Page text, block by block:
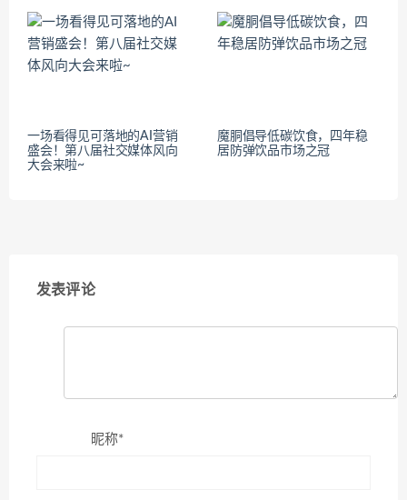
一场看得见可落地的AI营销
盛会！第八届社交媒体风向
大会来啦~
魔胴倡导低碳饮食，四年稳
居防弹饮品市场之冠
发表评论
昵称*